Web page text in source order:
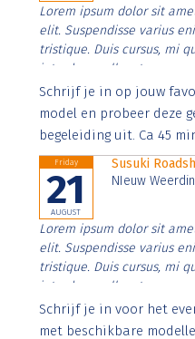
Lorem ipsum dolor sit
elit. Suspendisse varius
tristique. Duis cursus, mi
interdum nulla, ut
Aenean faucibus nibh et
imperdiet. Nunc ut sem
Schrijf je in op jouw
model en probeer deze
begeleiding uit. Ca 45
Friday
21
AUGUST
Susuki
NIeuw
Lorem ipsum dolor sit
elit. Suspendisse varius
tristique. Duis cursus, mi
interdum nulla, ut
Aenean faucibus nibh et
imperdiet. Nunc ut sem
Schrijf je in voor het
met beschikbare